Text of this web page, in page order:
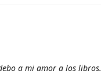
a mi amor a los libros.